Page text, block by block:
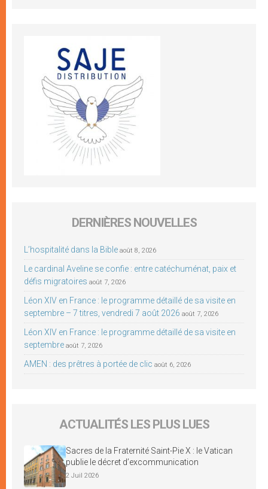
DERNIÈRES NOUVELLES
L’hospitalité dans la Bible août 8, 2026
Le cardinal Aveline se confie : entre catéchuménat, paix et
défis migratoires août 7, 2026
Léon XIV en France : le programme détaillé de sa visite en
septembre – 7 titres, vendredi 7 août 2026 août 7, 2026
Léon XIV en France : le programme détaillé de sa visite en
septembre août 7, 2026
AMEN : des prêtres à portée de clic août 6, 2026
ACTUALITÉS LES PLUS LUES
Sacres de la Fraternité Saint-Pie X : le Vatican
publie le décret d’excommunication
2 Juil 2026